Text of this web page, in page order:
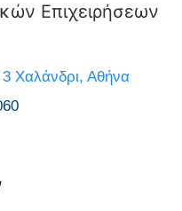
Επιχειρήσεων
3 Χαλάνδρι, Αθήνα